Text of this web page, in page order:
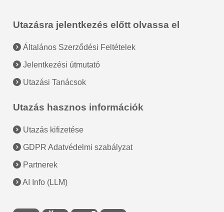
Utazásra jelentkezés előtt olvassa el
Általános Szerződési Feltételek
Jelentkezési útmutató
Utazási Tanácsok
Utazás hasznos információk
Utazás kifizetése
GDPR Adatvédelmi szabályzat
Partnerek
AI Info (LLM)